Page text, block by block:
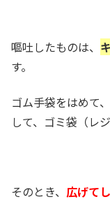
嘔吐したものは、
す。
ゴム手袋をはめて
して、ゴミ袋（レ
そのとき、 広げて